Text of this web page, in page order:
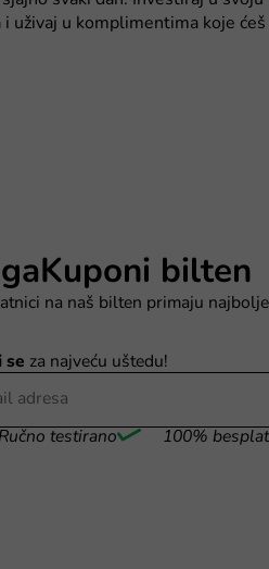
uživaj u komplimentima koje
bilten
na naš bilten primaju
se za najveću uštedu!
Ručno testirano 100%